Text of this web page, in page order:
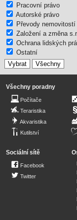
Pracovní právo
Autorské právo
Převody nemovitostí
Založení a změna
Ochrana lidských
Ostatní
Všechny poradny
Počítače
Teraristika
Akvaristika
Kutilství
Sociální sítě
Facebook
Twitter